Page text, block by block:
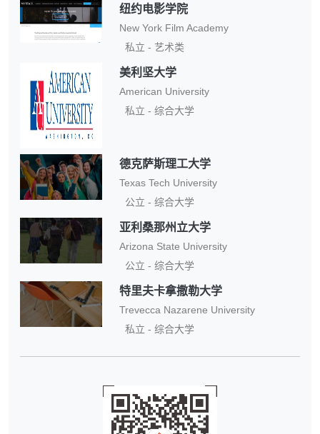
纽约电影学院
New York Film Academy
私立 - 艺术类
美利坚大学
American University
私立 - 综合大学
德克萨斯理工大学
Texas Tech University
公立 - 综合大学
亚利桑那州立大学
Arizona State University
公立 - 综合大学
特里夫卡拿撒勒大学
Trevecca Nazarene University
私立 - 综合大学